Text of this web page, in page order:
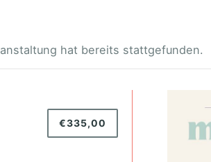
hat bereits stattgefunden.
€335,00